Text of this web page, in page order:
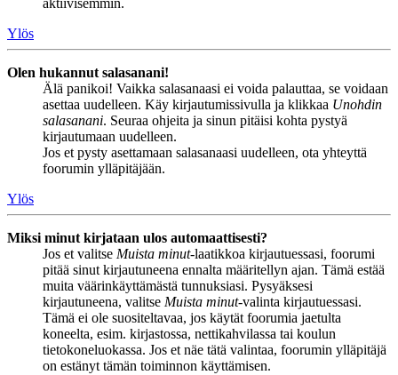
aktiivisemmin.
Ylös
Olen hukannut salasanani!
Älä panikoi! Vaikka salasanaasi ei voida palauttaa, se voidaan
asettaa uudelleen. Käy kirjautumissivulla ja klikkaa Unohdin
salasanani. Seuraa ohjeita ja sinun pitäisi kohta pystyä
kirjautumaan uudelleen.
Jos et pysty asettamaan salasanaasi uudelleen, ota yhteyttä
foorumin ylläpitäjään.
Ylös
Miksi minut kirjataan ulos automaattisesti?
Jos et valitse Muista minut-laatikkoa kirjautuessasi, foorumi
pitää sinut kirjautuneena ennalta määritellyn ajan. Tämä estää
muita väärinkäyttämästä tunnuksiasi. Pysyäksesi
kirjautuneena, valitse Muista minut-valinta kirjautuessasi.
Tämä ei ole suositeltavaa, jos käytät foorumia jaetulta
koneelta, esim. kirjastossa, nettikahvilassa tai koulun
tietokoneluokassa. Jos et näe tätä valintaa, foorumin ylläpitäjä
on estänyt tämän toiminnon käyttämisen.